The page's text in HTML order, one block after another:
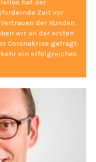
hat der
Zeit vor
der Kunden
wir an der ersten
Coronakrise gefragt:
ein erfolgreiches